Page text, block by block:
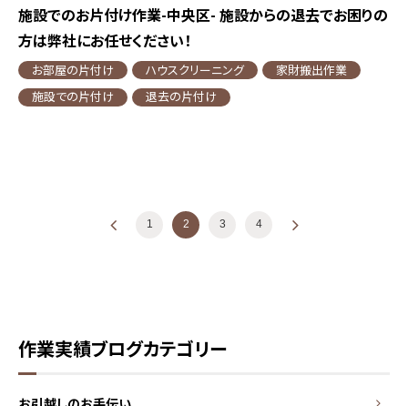
施設でのお片付け作業-中央区- 施設からの退去でお困りの
方は弊社にお任せください！
お部屋の片付け ハウスクリーニング
家財搬出作業
施設での片付け
退去の片付け
投稿ナビゲーション
« 1 2 3 4 »
作業実績ブログカテゴリー